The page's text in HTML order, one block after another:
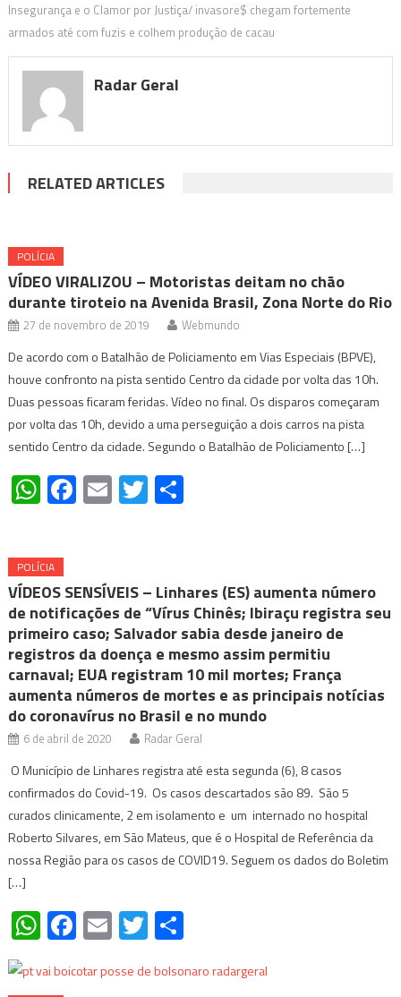
Insegurança e o Clamor por Justiça/ invasore$ chegam fortemente
armados até com fuzis e colhem produção de cacau
Radar Geral
RELATED ARTICLES
POLÍCIA
VÍDEO VIRALIZOU – Motoristas deitam no chão
durante tiroteio na Avenida Brasil, Zona Norte do Rio
27 de novembro de 2019 Webmundo
De acordo com o Batalhão de Policiamento em Vias Especiais (BPVE),
houve confronto na pista sentido Centro da cidade por volta das 10h.
Duas pessoas ficaram feridas. Vídeo no final. Os disparos começaram
por volta das 10h, devido a uma perseguição a dois carros na pista
sentido Centro da cidade. Segundo o Batalhão de Policiamento […]
WhatsApp
Facebook
EmailTwitter
POLÍCIA
VÍDEOS SENSÍVEIS – Linhares (ES) aumenta número
de notificações de “Vírus Chinês; Ibiraçu registra seu
primeiro caso; Salvador sabia desde janeiro de
registros da doença e mesmo assim permitiu
carnaval; EUA registram 10 mil mortes; França
aumenta números de mortes e as principais notícias
do coronavírus no Brasil e no mundo
6 de abril de 2020 Radar Geral
O Município de Linhares registra até esta segunda (6), 8 casos
confirmados do Covid-19. Os casos descartados são 89. São 5
curados clinicamente, 2 em isolamento e um internado no hospital
Roberto Silvares, em São Mateus, que é o Hospital de Referência da
nossa Região para os casos de COVID19. Seguem os dados do Boletim
[…]
WhatsApp
Facebook
EmailTwitter